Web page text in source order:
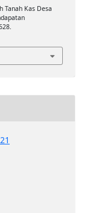
Tanah Kas Desa